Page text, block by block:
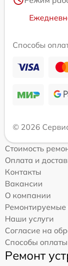
Способы
© 2026
Стоимость
Оплата и
Контакты
Вакансии
О компании
Ремонтируемые
Наши услуги
Согласие на
Способы оплаты
Ремонт